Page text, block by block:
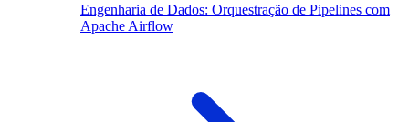
Engenharia de Dados: Orquestração de Pipelines com
Apache Airflow